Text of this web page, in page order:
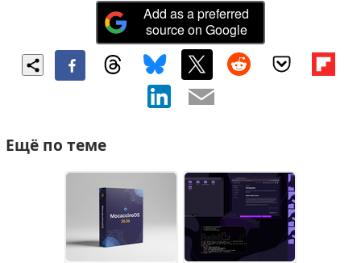
Add as a preferred
source on Google
Ещё по теме